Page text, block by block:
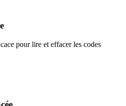
pour lire et effacer les codes